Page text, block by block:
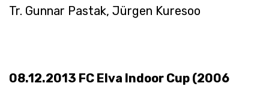
Tr. Gunnar Pastak, Jürgen Kuresoo
08.12.2013 FC Elva Indoor Cup (2006